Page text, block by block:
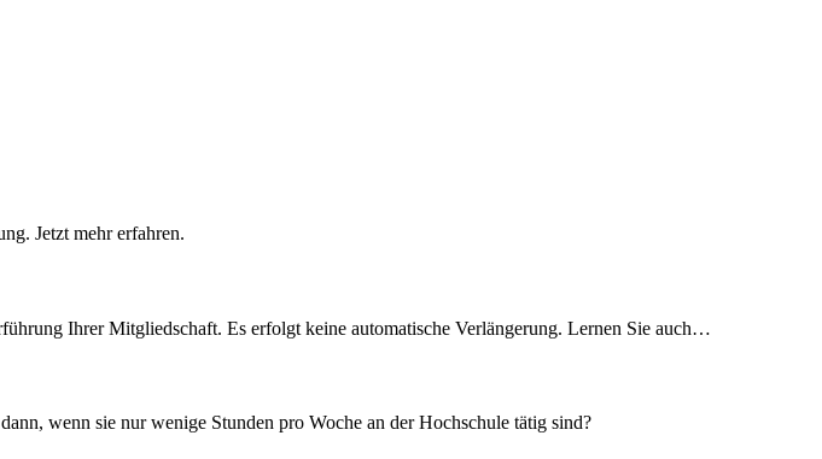
Jetzt mehr erfahren.
Ihrer Mitgliedschaft. Es erfolgt keine automatische Verlängerung. Lernen Sie auch…
wenn sie nur wenige Stunden pro Woche an der Hochschule tätig sind?